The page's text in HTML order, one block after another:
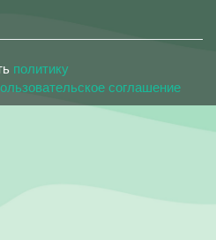
политику
соглашение